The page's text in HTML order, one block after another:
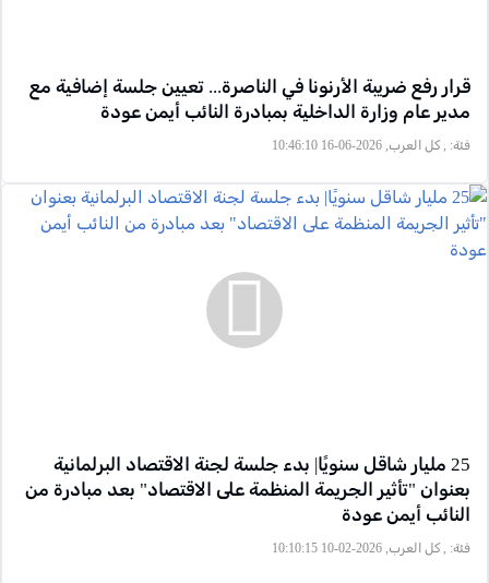
قرار رفع ضريبة الأرنونا في الناصرة... تعيين جلسة إضافية مع
مدير عام وزارة الداخلية بمبادرة النائب أيمن عودة
فئة: , كل العرب, 2026-06-16 10:46:10
25 مليار شاقل سنويًا| بدء جلسة لجنة الاقتصاد البرلمانية
بعنوان "تأثير الجريمة المنظمة على الاقتصاد" بعد مبادرة من
النائب أيمن عودة
فئة: , كل العرب, 2026-02-10 10:10:15